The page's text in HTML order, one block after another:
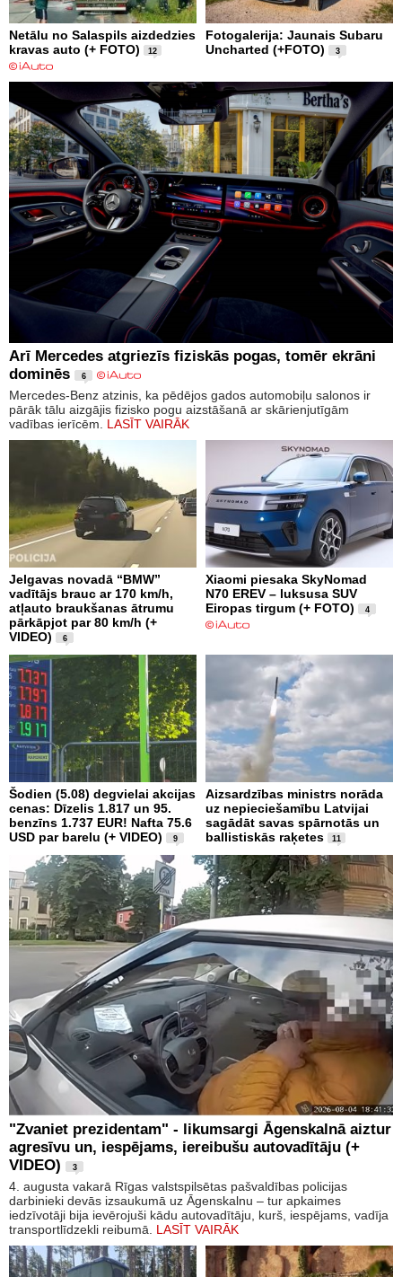
Netālu no Salaspils aizdedzies
kravas auto (+ FOTO)
12
Fotogalerija: Jaunais Subaru
Uncharted (+FOTO)
3
Arī Mercedes atgriezīs fiziskās pogas, tomēr ekrāni
dominēs
6
Mercedes-Benz atzinis, ka pēdējos gados automobiļu salonos ir
pārāk tālu aizgājis fizisko pogu aizstāšanā ar skārienjutīgām
vadības ierīcēm. LASĪT VAIRĀK
Jelgavas novadā “BMW”
vadītājs brauc ar 170 km/h,
atļauto braukšanas ātrumu
pārkāpjot par 80 km/h (+
VIDEO)
6
Xiaomi piesaka SkyNomad
N70 EREV – luksusa SUV
Eiropas tirgum (+ FOTO)
4
Šodien (5.08) degvielai akcijas
cenas: Dīzelis 1.817 un 95.
benzīns 1.737 EUR! Nafta 75.6
USD par barelu (+ VIDEO)
9
Aizsardzības ministrs norāda
uz nepieciešamību Latvijai
sagādāt savas spārnotās un
ballistiskās raķetes
11
"Zvaniet prezidentam" - likumsargi Āgenskalnā aiztur
agresīvu un, iespējams, iereibušu autovadītāju (+
VIDEO)
3
4. augusta vakarā Rīgas valstspilsētas pašvaldības policijas
darbinieki devās izsaukumā uz Āgenskalnu – tur apkaimes
iedzīvotāji bija ievērojuši kādu autovadītāju, kurš, iespējams, vadīja
transportlīdzekli reibumā. LASĪT VAIRĀK